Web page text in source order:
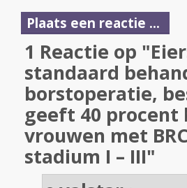
Plaats een reactie ...
1 Reactie op
standaard
borstoperatie,
geeft 40
vrouwen met
stadium I – III"